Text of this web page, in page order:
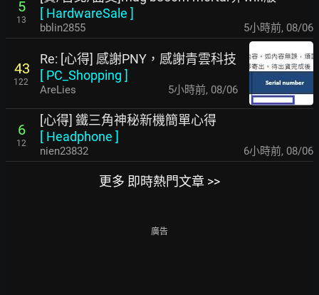
5
13
[ HardwareSale ]
bblin2855 5小時前, 08/06
43
122
Re: [心得] 感謝PNY，感謝青雲科技
[ PC_Shopping ]
AreLies 5小時前, 08/06
6
12
[心得] 鐵三角神秘新機簡單心得
[ Headphone ]
nien23832 6小時前, 08/06
更多 即時熱門文章 >>
廣告